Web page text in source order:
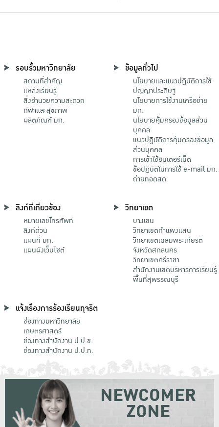
รอบรั้วมหาวิทยาลัย
สถานที่สำคัญ
แหล่งเรียนรู้
สิ่งอำนวยความสะดวก
กีฬาและสุขภาพ
ผลิตภัณฑ์ มก.
ข้อมูลทั่วไป
นโยบายและแนวปฏิบัติการใช้
ปัญญาประดิษฐ์
นโยบายการใช้งานเครือข่าย
มก.
นโยบายคุ้มครองข้อมูลส่วน
บุคคล
แนวปฏิบัติการคุ้มครองข้อมูล
ส่วนบุคคล
การเข้าใช้อินเตอร์เน็ต
ข้อปฏิบัติในการใช้ e-mail มก.
ถ่ายทอดสด
ลิงก์ที่เกี่ยวข้อง
หมายเลขโทรศัพท์
ลิงก์ด่วน
แผนที่ มก.
แผนผังเว็บไซต์
วิทยาเขต
บางเขน
วิทยาเขตกําแพงแสน
วิทยาเขตเฉลิมพระเกียรติ
จังหวัดสกลนคร
วิทยาเขตศรีราชา
สำนักงานเขตบริหารการเรียนรู้
พื้นที่สุพรรณบุรี
แจ้งเรื่องการร้องเรียนทุจริต
ช่องทางมหาวิทยาลัย
เกษตรศาสตร์
ช่องทางสำนักงาน ป.ป.ช.
ช่องทางสำนักงาน ป.ป.ท.
NEWCOMER
ZONE